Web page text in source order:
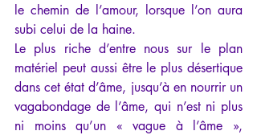
le chemin de l’amour, lorsque l’on aura
subi celui de la haine.
Le plus riche d’entre nous sur le plan
matériel peut aussi être le plus désertique
dans cet état d’âme, jusqu’à en nourrir un
vagabondage de l’âme, qui n’est ni plus
ni moins qu’un « vague à l’âme »,